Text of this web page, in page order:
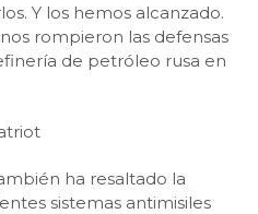
Y los hemos alcanzado.
rompieron las defensas
de petróleo rusa en
ha resaltado la
sistemas antimisiles